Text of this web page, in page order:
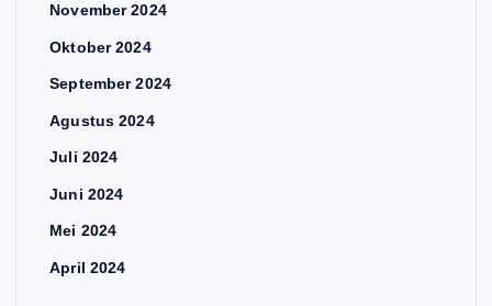
November 2024
Oktober 2024
September 2024
Agustus 2024
Juli 2024
Juni 2024
Mei 2024
April 2024